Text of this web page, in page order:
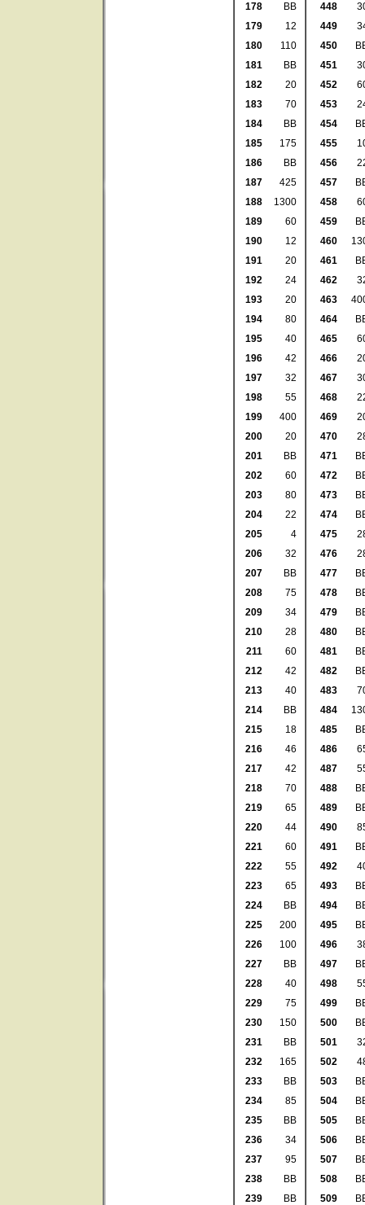
178
BB
179
12
180
110
181
BB
182
20
183
70
184
BB
185
175
186
BB
187
425
188
1300
189
60
190
12
191
20
192
24
193
20
194
80
195
40
196
42
197
32
198
55
199
400
200
20
201
BB
202
60
203
80
204
22
205
4
206
32
207
BB
208
75
209
34
210
28
211
60
212
42
213
40
214
BB
215
18
216
46
217
42
218
70
219
65
220
44
221
60
222
55
223
65
224
BB
225
200
226
100
227
BB
228
40
229
75
230
150
231
BB
232
165
233
BB
234
85
235
BB
236
34
237
95
238
BB
239
BB
448
449
450
451
452
453
454
455
456
457
458
459
460
461
462
463
464
465
466
467
468
469
470
471
472
473
474
475
476
477
478
479
480
481
482
483
484
485
486
487
488
489
490
491
492
493
494
495
496
497
498
499
500
501
502
503
504
505
506
507
508
509